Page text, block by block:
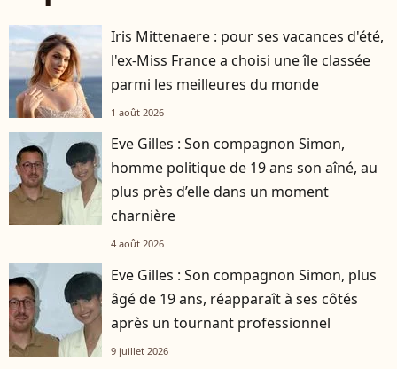
Iris Mittenaere : pour ses vacances d'été,
l'ex-Miss France a choisi une île classée
parmi les meilleures du monde
1 août 2026
Eve Gilles : Son compagnon Simon,
homme politique de 19 ans son aîné, au
plus près d’elle dans un moment
charnière
4 août 2026
Eve Gilles : Son compagnon Simon, plus
âgé de 19 ans, réapparaît à ses côtés
après un tournant professionnel
9 juillet 2026